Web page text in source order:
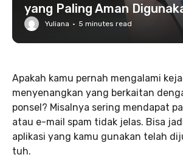
yang Paling Aman
Yuliana · 5 minutes read
Apakah kamu pernah mengalami
menyenangkan yang berkaitan
ponsel? Misalnya sering mendapat
atau e-mail spam tidak jelas. Bisa
aplikasi yang kamu gunakan telah
tuh.